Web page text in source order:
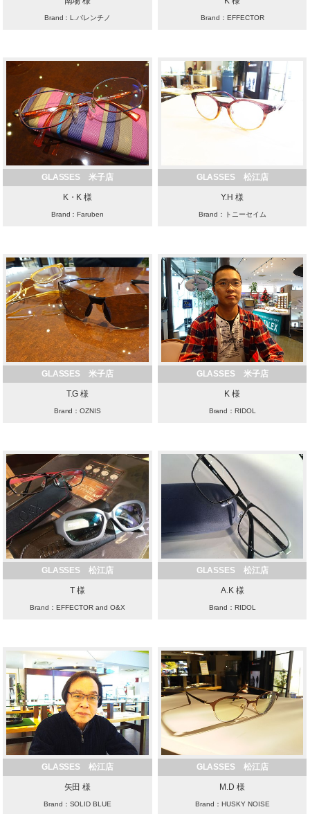
Brand：L.バレンチノ Brand：EFFECTOR
GLASSES 米子店
K・K 様
Brand：Faruben
GLASSES 松江店
Y.H 様
Brand：トニーセイム
GLASSES 米子店
T.G 様
Brand：OZNIS
GLASSES 米子店
K 様
Brand：RIDOL
GLASSES 松江店
T 様
Brand：EFFECTOR and O&X
GLASSES 松江店
A.K 様
Brand：RIDOL
GLASSES 松江店
矢田 様
Brand：SOLID BLUE
GLASSES 松江店
M.D 様
Brand：HUSKY NOISE